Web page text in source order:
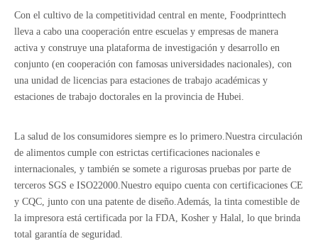
Con el cultivo de la competitividad central en mente, Foodprinttech
lleva a cabo una cooperación entre escuelas y empresas de manera
activa y construye una plataforma de investigación y desarrollo en
conjunto (en cooperación con famosas universidades nacionales), con
una unidad de licencias para estaciones de trabajo académicas y
estaciones de trabajo doctorales en la provincia de Hubei.
La salud de los consumidores siempre es lo primero.Nuestra circulación
de alimentos cumple con estrictas certificaciones nacionales e
internacionales, y también se somete a rigurosas pruebas por parte de
terceros SGS e ISO22000.Nuestro equipo cuenta con certificaciones CE
y CQC, junto con una patente de diseño.Además, la tinta comestible de
la impresora está certificada por la FDA, Kosher y Halal, lo que brinda
total garantía de seguridad.